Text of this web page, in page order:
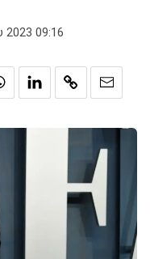
2023 09:16